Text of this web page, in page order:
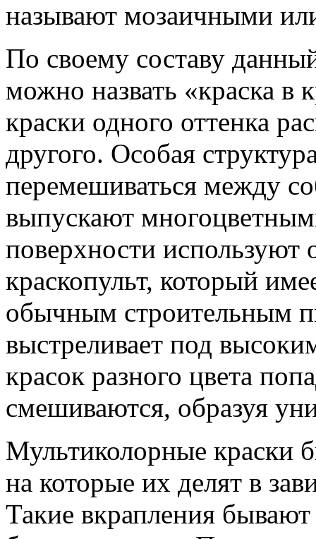
называют мозаичными
По своему составу
можно назвать «краска в
краски одного оттенка
другого. Особая
перемешиваться между
выпускают
поверхности используют
краскопульт, который
обычным строительным
выстреливает под
красок разного цвета
смешиваются, образуя
Мультиколорные краски
на которые их делят в
Такие вкрапления